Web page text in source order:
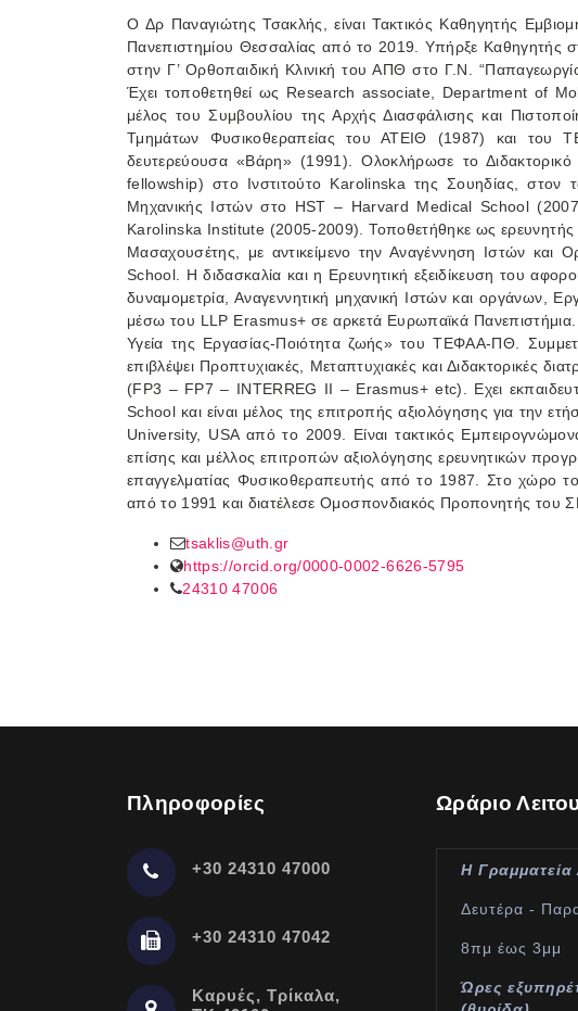
Ο Δρ Παναγιώτης Τσακλής, είναι Τακτικός Καθηγητής
Πανεπιστημίου Θεσσαλίας από το 2019. Υπήρξε Καθηγητής
στην Γ’ Ορθοπαιδική Κλινική του ΑΠΘ στο Γ.Ν.
Έχει τοποθετηθεί ως Research associate, Department of
μέλος του Συμβουλίου της Αρχής Διασφάλισης και
Τμημάτων Φυσικοθεραπείας του ΑΤΕΙΘ (1987) και του
δευτερεύουσα «Βάρη» (1991). Ολοκλήρωσε το
fellowship) στο Ινστιτούτο Karolinska της Σουηδίας, στον
Μηχανικής Ιστών στο HST – Harvard Medical School
Karolinska Institute (2005-2009). Τοποθετήθηκε ως
Μασαχουσέτης, με αντικείμενο την Αναγέννηση Ιστών
School. Η διδασκαλία και η Ερευνητική εξειδίκευση του
δυναμομετρία, Αναγεννητική μηχανική Ιστών και οργάνων,
μέσω του LLP Erasmus+ σε αρκετά Ευρωπαϊκά Πανεπιστήμια.
Υγεία της Εργασίας-Ποιότητα ζωής» του ΤΕΦΑΑ-ΠΘ.
επιβλέψει Προπτυχιακές, Μεταπτυχιακές και Διδακτορικές
(FP3 – FP7 – INTERREG II – Erasmus+ etc). Εχει
School και είναι μέλος της επιτροπής αξιολόγησης για
University, USA από το 2009. Είναι τακτικός
επίσης και μέλλος επιτροπών αξιολόγησης ερευνητικών
επαγγελματίας Φυσικοθεραπευτής από το 1987. Στο χώρο
από το 1991 και διατέλεσε Ομοσπονδιακός Προπονητής του
tsaklis@uth.gr
https://orcid.org/0000-0002-6626-5795
24310 47006
Πληροφορίες
+30 24310 47000
+30 24310 47042
Καρυές, Τρίκαλα,
Ωράριο
Η Γραμματεία
Δευτέρα -
8πμ έως 3μμ
Ώρες